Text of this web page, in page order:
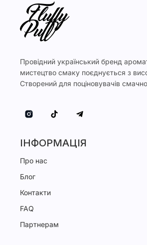
Провідний український бренд
мистецтво смаку поєднується з
Створений для поціновувачів
ІНФОРМАЦІЯ
Про нас
Блог
Контакти
FAQ
Партнерам